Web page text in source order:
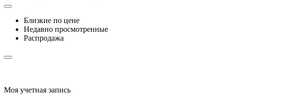
Близкие по цене
Недавно просмотренные
Распродажа
Моя учетная запись